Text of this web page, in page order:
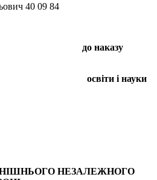
40 09 84
і науки
НЕЗАЛЕЖНОГО